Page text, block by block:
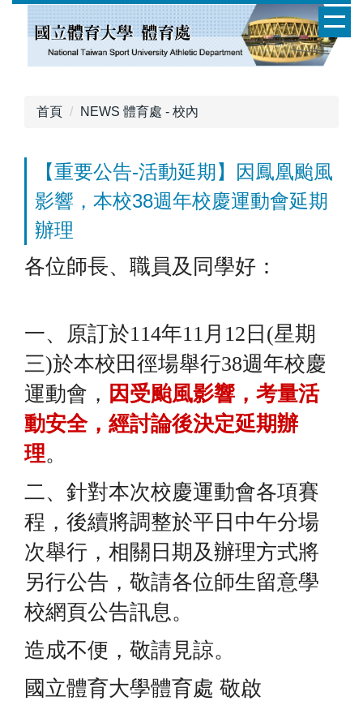
首頁 NEWS 體育處 - 校內
【重要公告-活動延期】因鳳凰颱風
影響，本校38週年校慶運動會延期
辦理
各位師長、職員及同學好：
一、原訂於114年11月12日(星期
三)於本校田徑場舉行38週年校慶
運動會 ， 因受颱風影響，考量活
動安全， 經討論後決定延期辦
理。
二、針對本次校慶運動會各項賽
程 ， 後續將調整於平日中午分場
次舉行，相關日期及辦理方式將
另行公告， 敬請各位師生留意學
校網頁公告訊息。
造成不便，敬請見諒。
國立體育大學體育處 敬啟